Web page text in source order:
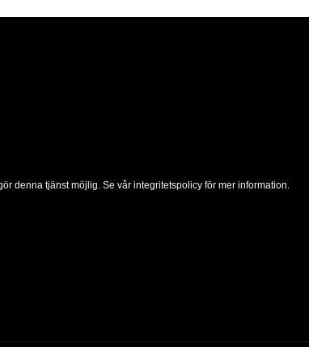
denna tjänst möjlig. Se vår integritetspolicy för mer information.